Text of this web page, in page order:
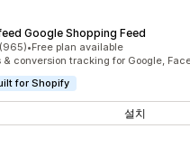
Google Shopping Feed
개 중
(965)
965개
•Free plan available
& conversion tracking for Google,
for Shopify
설치